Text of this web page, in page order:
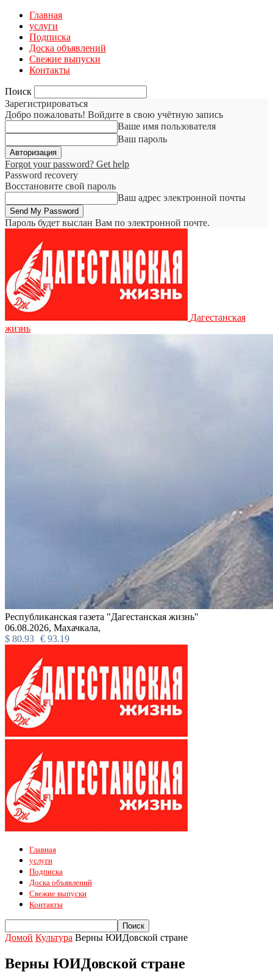
Главная
услуги
Подписка
Доска объявлений
Свежие выпуски
Контакты
Поиск
Зарегистрироваться
Добро пожаловать! Войдите в свою учётную запись
Ваше имя пользователя
Ваш пароль
Forgot your password? Get help
Password recovery
Восстановите свой пароль
Ваш адрес электронной почты
Пароль будет выслан Вам по электронной почте.
Дагестанская
жизнь
Республиканская газета "Дагестанская жизнь"
06.08.2026, Махачкала,
$ 80.93 € 93.19
Главная
услуги
Подписка
Доска объявлений
Свежие выпуски
Контакты
Домой Культура Верны ЮИДовской стране
Верны ЮИДовской стране